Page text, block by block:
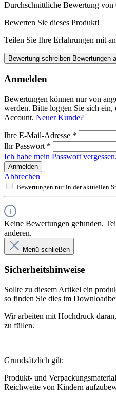
Durchschnittliche Bewertung von
Bewerten Sie dieses Produkt!
Teilen Sie Ihre Erfahrungen mit
Bewertung schreiben Bewertungen
Anmelden
Bewertungen können nur von
werden. Bitte loggen Sie sich ein,
Account. Neuer Kunde?
Ihre E-Mail-Adresse *
Ihr Passwort *
Ich habe mein Passwort vergessen.
Anmelden
Abbrechen
Bewertungen nur in der aktuellen
Keine Bewertungen gefunden.
anderen.
Menü schließen
Sicherheitshinweise
Sollte zu diesem Artikel ein
so finden Sie dies im
Wir arbeiten mit Hochdruck
zu füllen.
Grundsätzlich gilt:
Produkt- und
Reichweite von Kindern